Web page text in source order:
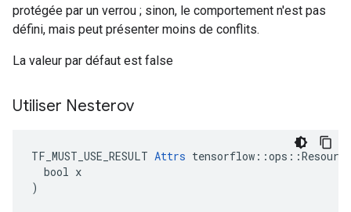
protégée par un verrou ; sinon, le comportement n'est pas
défini, mais peut présenter moins de conflits.
La valeur par défaut est false
Utiliser Nesterov
TF_MUST_USE_RESULT Attrs
  bool x
)